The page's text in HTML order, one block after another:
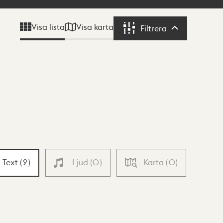
Visa lista Visa karta Filtrera Filtrera
Text (2) Ljud (0) Karta (0)